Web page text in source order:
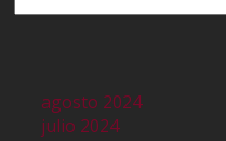
agosto 2024
julio 2024